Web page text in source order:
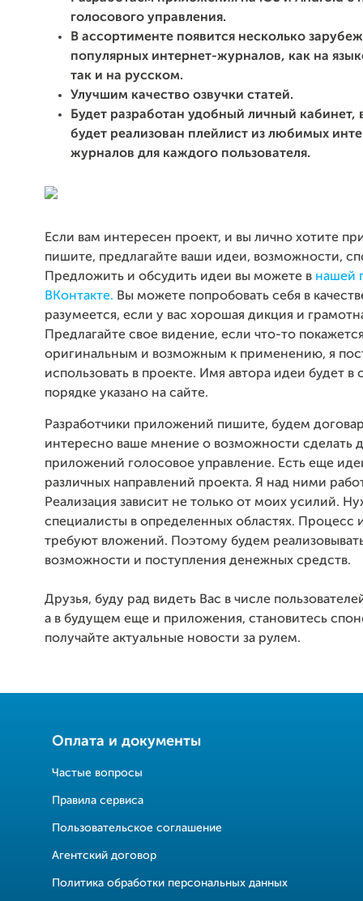
голосового управления.
В ассортименте появится несколько
популярных интернет-журналов, как на
так и на русском.
Улучшим качество озвучки статей.
Будет разработан удобный личный кабинет,
будет реализован плейлист из любимых
журналов для каждого пользователя.
Если вам интересен проект, и вы лично хотите
пишите, предлагайте ваши идеи, возможности,
Предложить и обсудить идеи вы можете в нашей
ВКонтакте. Вы можете попробовать себя в
разумеется, если у вас хорошая дикция и
Предлагайте свое видение, если что-то
оригинальным и возможным к применению, я
использовать в проекте. Имя автора идеи будет в
порядке указано на сайте.
Разработчики приложений пишите, будем
интересно ваше мнение о возможности сделать
приложений голосовое управление. Есть еще
различных направлений проекта. Я над ними
Реализация зависит не только от моих усилий.
специалисты в определенных областях. Процесс
требуют вложений. Поэтому будем
возможности и поступления денежных средств.
Друзья, буду рад видеть Вас в числе
а в будущем еще и приложения, становитесь
получайте актуальные новости за рулем.
Оплата и документы
Частые вопросы
Правила сервиса
Пользовательское соглашение
Агентский договор
Политика обработки персональных данных